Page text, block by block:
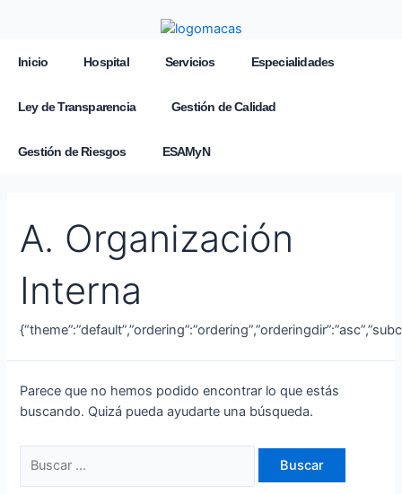
Inicio Hospital Servicios Especialidades
Ley de Transparencia Gestión de Calidad
Gestión de Riesgos ESAMyN
A. Organización
Interna
Parece que no hemos podido encontrar lo que estás
buscando. Quizá pueda ayudarte una búsqueda.